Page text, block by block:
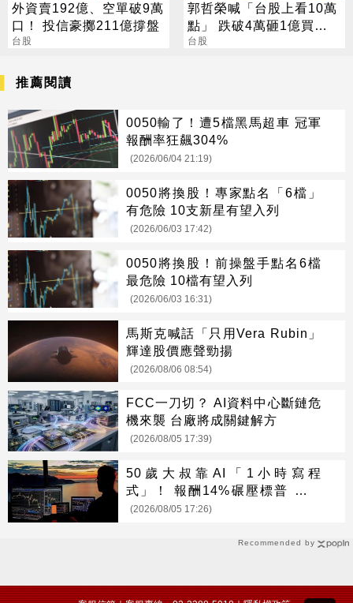
外資賣192億、空單破9萬
口！ 投信豪擲211億撐盤
台股
郭哲榮喊「台股上看10萬
點」 跌破4萬砸1億買
0050
台股
Recommended by
推薦閱讀
0050輸了！遭5檔黑馬超車 冠軍
報酬率狂飆304%
(2026/06/04 21:19)
0050將換股！專家點名「6檔」
有危險 10支新星有望入列
(2026/06/03 17:42)
0050將換股！前操盤手點名6檔
最危險 10檔有望入列
(2026/06/03 16:31)
馬斯克喊話「只用Vera Rubin」
輝達股價應聲勁揚
(2026/08/06 08:54)
FCC一刀切？ AI資料中心斷鏈危
機來襲 台廠將成關鍵解方
(2026/08/05 17:39)
50歲大叔靠AI「1小時寫程
式」！ 報酬14%碾壓標普 直接
辭職去炒股
(2026/08/05 17:26)